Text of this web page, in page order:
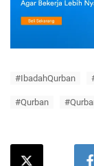
#IbadahQurban
#Qurban